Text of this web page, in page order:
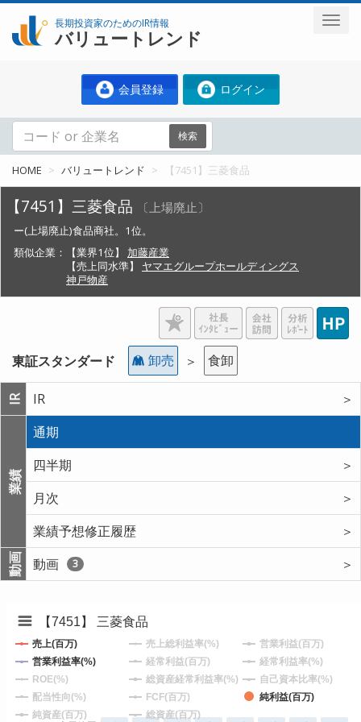
長期投資家のためのIR情報
バリュートレンド
会員登録 ログイン
検索
HOME バリュートレンド 【7451】三菱食品
【7451】三菱食品 〔上場廃止〕
ー(上場廃止)食品商社。1位。
類似企業：
【業界1位】
加藤産業
【売上同水準】
ヤマエグループホールディングス
神戸物産
東証スタンダード 卸売 ＞ 食卸
IR IR ＞
業績
通期
四半期
＞
月次
＞
業績予想修正履歴
＞
動画 動画 3 ＞
【7451】 三菱食品
売上(百万) 売上総利益率(%)
営業利益(百万)
営業利益率(%)
経常利益(百万)
経常利益率(%)
ROE(%)
総資産経常利益率(%)
自己資本比率(%)
配当性向(%)
FCF(百万)
純利益(百万)
純資産(百万)
総資産(百万)